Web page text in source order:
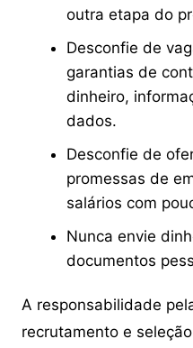
outra etapa do
Desconfie de
garantias de
dinheiro,
dados.
Desconfie de
promessas de
salários com
Nunca envie
documentos
A responsabilidade
recrutamento e